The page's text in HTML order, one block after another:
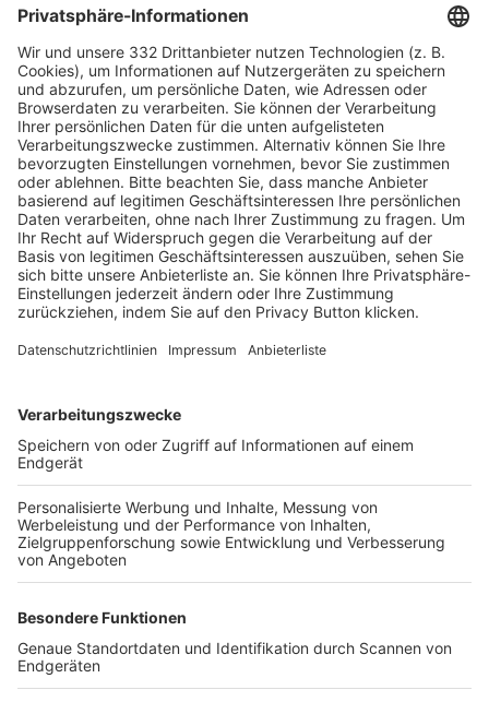
HÄUFIG BESUCHTE SEITEN
Pässe und Vereinswechsel
Trainerausbildung
Schulungsangebot Vereinsmitarbeiter
BFV-Geschäftsstellen
Trainerbörse
Login SpielPlus
FOLGE DEM BFV
TOP-VEREINE
TOP-PARTNER